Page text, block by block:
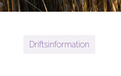
Driftsinformation